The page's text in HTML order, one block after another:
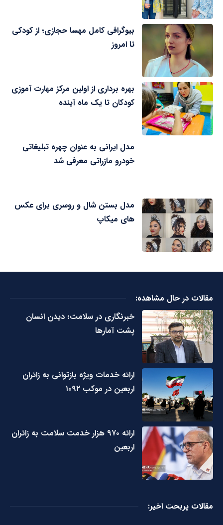
بیوگرافی کامل مهسا حجازی؛ از کودکی
تا امروز
بهره برداری از اولین مرکز مهارت آموزی
کودکان تا یک ماه آینده
مدل ایرانی به عنوان چهره تبلیغاتی
خودرو مازراتی معرفی شد
مدل بستن شال و روسری برای عکس
های میکاپ
مقالات در حال مشاهده:
خبرنگاری در سلامت؛ دیدن انسان
پشت آمارها
ارائه خدمات ویژه بازتوانی به زائران
اربعین در موکب ۱۰۹۲
ارائه ۹۷۰ هزار خدمت سلامت به زائران
اربعین
مقالات پربحت اخیر: